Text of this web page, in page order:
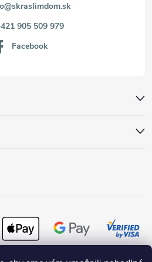
@skraslimdom.sk
905 509 979
Facebook